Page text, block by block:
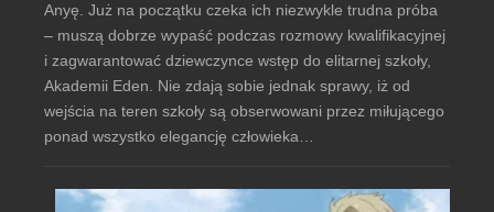
Anyę. Już na początku czeka ich niezwykle trudna próba
– muszą dobrze wypaść podczas rozmowy kwalifikacyjnej
i zagwarantować dziewczynce wstęp do elitarnej szkoły,
Akademii Eden. Nie zdają sobie jednak sprawy, iż od
wejścia na teren szkoły są obserwowani przez miłującego
ponad wszystko elegancję człowieka…